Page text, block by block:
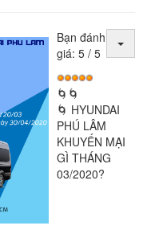
Bạn đánh
giá: 5 / 5
🌀🌀
🌀 HYUNDAI
PHÚ LÂM
KHUYẾN MẠI
GÌ THÁNG
03/2020?